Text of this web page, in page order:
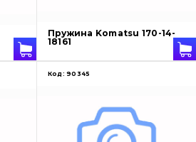
Пружина Komatsu 170-14-
18161
Код: 90345